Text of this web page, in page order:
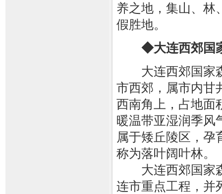
养之地，集山、林
假胜地。
◆大连西郊国
大连西郊国家
市西郊，属市内甘
西南角上，占地面
暖温带亚湿润季风
属于矮丘陵区，孕
称为落叶阔叶林。
大连西郊国家森
连市重点工程，并